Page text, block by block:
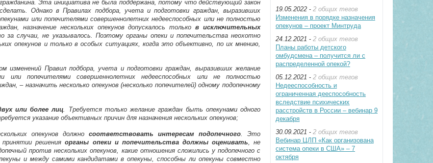
гражданина. Эта инициатива не была поддержана, потому что действующий закон
Однако в Правилах подбора, учета и подготовки граждан, выразивших
или попечителями совершеннолетних недееспособных или не полностью
назначение нескольких опекунов допускалось тольков исключительных
за случаи, не указывалось. Поэтому органы опеки и попечительства неохотно
опекунов и только в особых ситуациях, когда это объективно, по их мнению,
изменений Правил подбора, учета и подготовки граждан, выразивших желание
или попечителями совершеннолетних недееспособных или не полностью
– назначить несколько опекунов (несколько попечителей) одному подопечному
или более лиц. Требуется только желание граждан быть опекунами одного
указание объективных причин для назначения нескольких опекунов;
опекунов должно соответствовать интересам подопечного. Это
принятии решенияорганы опеки и попечительства должны оценивать, не
против нескольких опекунов, какие отношения сложились у подопечного с
и между самими кандидатами в опекуны, способны ли опекуны совместно
19.05.2022 - 2 общих тегов
Изменения в порядке назначения
опекунов – проект Минтруда
24.12.2021 - 2 общих тегов
Планы работы детского
омбудсмена – получится ли с
распределенной опекой?
05.12.2021 - 2 общих тегов
Недееспособность и
ограниченная дееспособность
вследствие психических
расстройств в России – вебинар 9
декабря
30.09.2021 - 2 общих тегов
Вебинар ЦЛП «Как организована
система опеки в США» – 7
октября